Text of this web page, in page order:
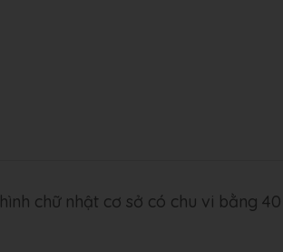
chữ nhật cơ sở có chu vi bằng 40